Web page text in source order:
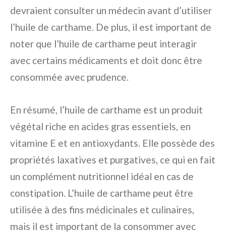
devraient consulter un médecin avant d’utiliser
l’huile de carthame. De plus, il est important de
noter que l’huile de carthame peut interagir
avec certains médicaments et doit donc être
consommée avec prudence.
En résumé, l’huile de carthame est un produit
végétal riche en acides gras essentiels, en
vitamine E et en antioxydants. Elle possède des
propriétés laxatives et purgatives, ce qui en fait
un complément nutritionnel idéal en cas de
constipation. L’huile de carthame peut être
utilisée à des fins médicinales et culinaires,
mais il est important de la consommer avec